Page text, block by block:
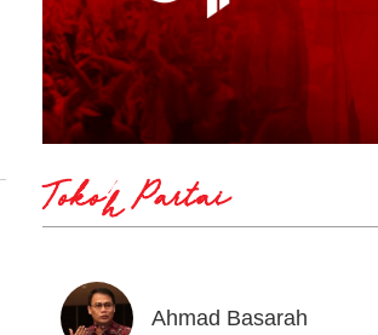
Tokoh Partai
Ahmad Basarah